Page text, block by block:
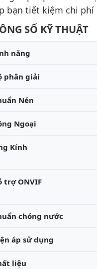
bạn tiết kiệm chi
SỐ KỸ THUẬT
năng
phân giải
Nén
Ngoại
Kính
trợ ONVIF
chóng nước
áp sử dụng
liệu